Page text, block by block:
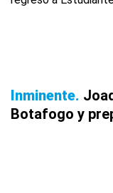
Inminente
Botafogo y